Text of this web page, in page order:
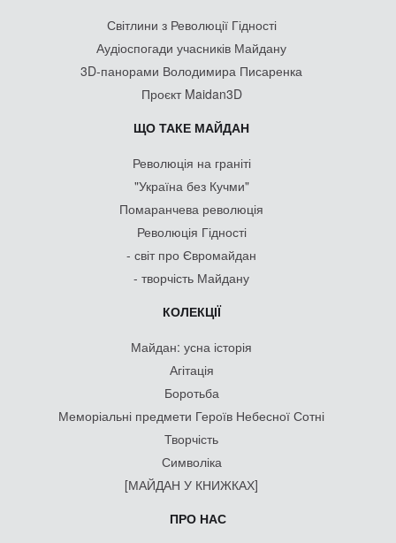
Світлини з Революції Гідності
Аудіоспогади учасників Майдану
3D-панорами Володимира Писаренка
Проєкт Maidan3D
ЩО ТАКЕ МАЙДАН
Революція на граніті
"Україна без Кучми"
Помаранчева революція
Революція Гідності
- світ про Євромайдан
- творчість Майдану
КОЛЕКЦІЇ
Майдан: усна історія
Агітація
Боротьба
Меморіальні предмети Героїв Небесної Сотні
Творчість
Символіка
[МАЙДАН У КНИЖКАХ]
ПРО НАС